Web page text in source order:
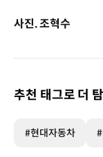
사진. 조혁수
추천 태그로 더
#현대자동차